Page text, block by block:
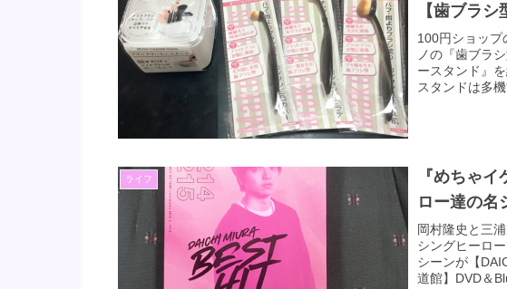
【歯ブラ
100円ショップ
ノの『歯ブラ
ースタンド』
スタンドは多
ライフ
『めちゃ
ロー達の名
岡村隆史と三
シングヒーロ
シーンが【
道館】DVD＆